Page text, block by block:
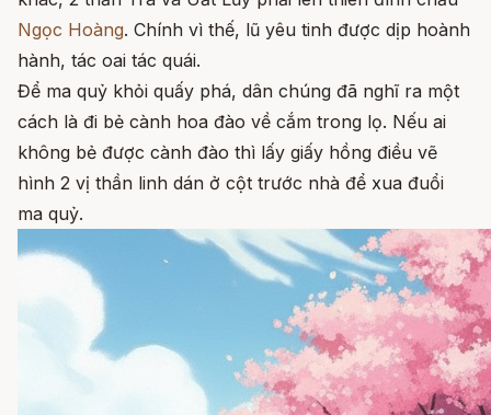
Ngọc Hoàng. Chính vì thế, lũ yêu tinh được dịp hoành
hành, tác oai tác quái.
Để ma quỷ khỏi quấy phá, dân chúng đã nghĩ ra một
cách là đi bẻ cành hoa đào về cắm trong lọ. Nếu ai
không bẻ được cành đào thì lấy giấy hồng điều vẽ
hình 2 vị thần linh dán ở cột trước nhà để xua đuổi
ma quỷ.